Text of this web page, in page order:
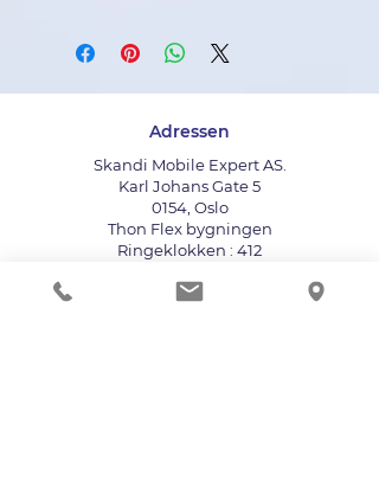
Adressen
Skandi Mobile Expert AS.
Karl Johans Gate 5
0154, Oslo
Thon Flex bygningen
Ringeklokken : 412
info@mobileexpert.no